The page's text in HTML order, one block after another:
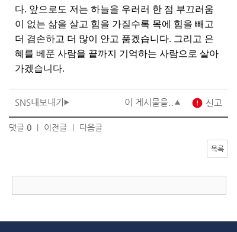
다. 앞으로도 저는 하늘을 우러러 한 점 부끄러움
이 없는 삶을 살고 힘을 가질수록 목에 힘을 빼고
더 겸손하고 더 많이 안고 품겠습니다. 그리고 은
혜를 베푼 사람을 끝까지 기억하는 사람으로 살아
가겠습니다.
SNS내보내기 이 게시물을.. error 신고
댓글 0 이전글 다음글
목록